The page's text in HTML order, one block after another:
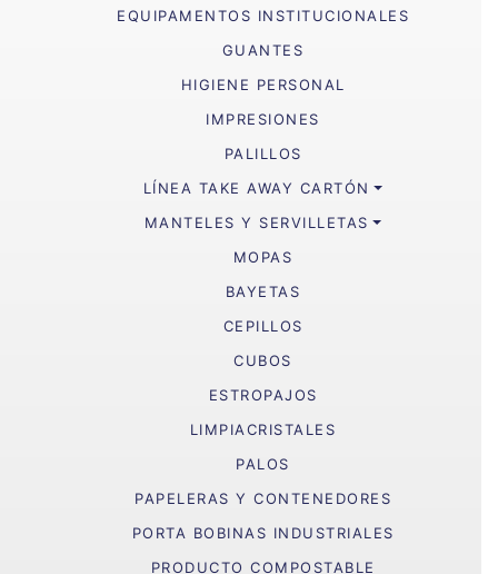
EQUIPAMENTOS INSTITUCIONALES
GUANTES
HIGIENE PERSONAL
IMPRESIONES
PALILLOS
LÍNEA TAKE AWAY CARTÓN
MANTELES Y SERVILLETAS
MOPAS
BAYETAS
CEPILLOS
CUBOS
ESTROPAJOS
LIMPIACRISTALES
PALOS
PAPELERAS Y CONTENEDORES
PORTA BOBINAS INDUSTRIALES
PRODUCTO COMPOSTABLE